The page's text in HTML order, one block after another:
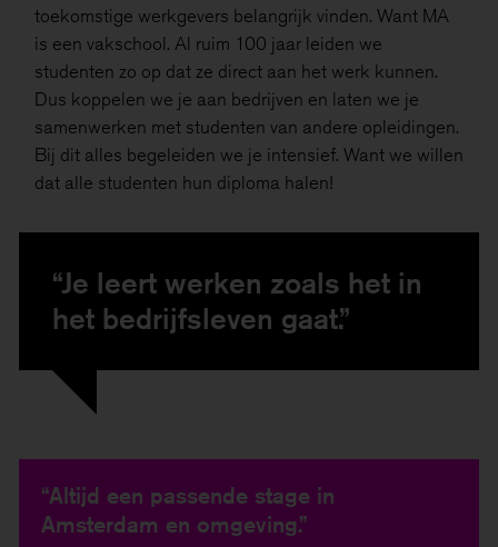
toekomstige werkgevers belangrijk vinden. Want MA
is een vakschool. Al ruim 100 jaar leiden we
studenten zo op dat ze direct aan het werk kunnen.
Dus koppelen we je aan bedrijven en laten we je
samenwerken met studenten van andere opleidingen.
Bij dit alles begeleiden we je intensief. Want we willen
dat alle studenten hun diploma halen!
“Je leert werken zoals het in
het bedrijfsleven gaat.”
“Altijd een passende stage in
Amsterdam en omgeving.”